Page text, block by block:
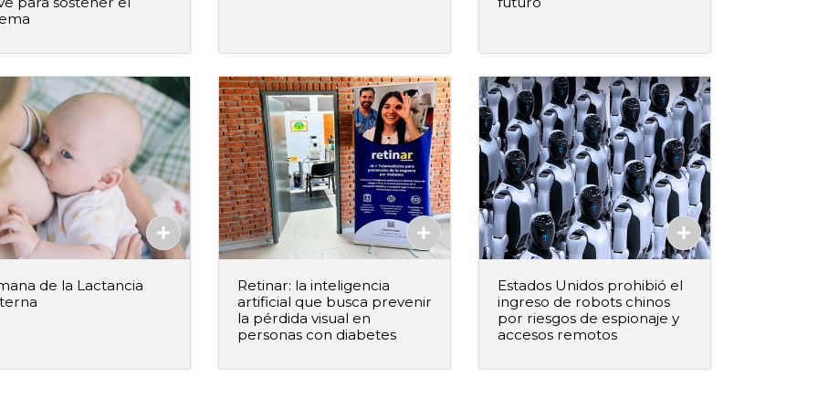
+
Agregar al pedido
–
– +
Agregar al pedido
– +
Agregar al pedido
de la Lactancia
Retinar: la inteligencia
artificial que busca prevenir
la pérdida visual en
personas con diabetes
Estados Unidos prohibió el
ingreso de robots chinos
por riesgos de espionaje y
accesos remotos